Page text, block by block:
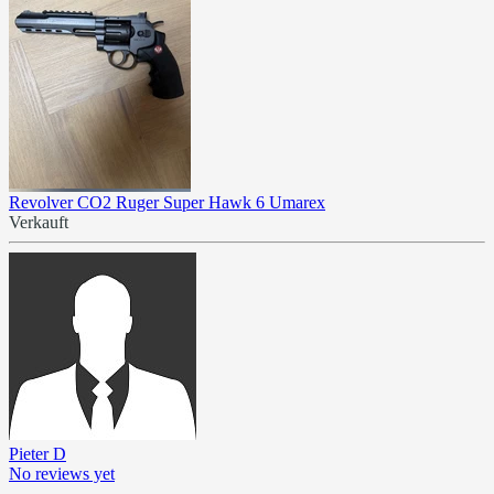
Revolver CO2 Ruger Super Hawk 6 Umarex
Verkauft
Pieter D
No reviews yet